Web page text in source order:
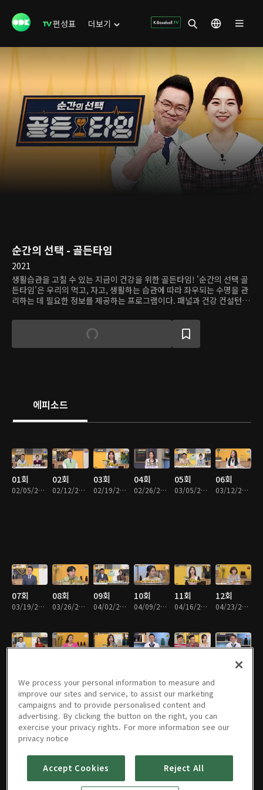
편성표 더보기
순간의 선택 - 골든타임
2021
생활습관을 고칠 수 있는 지금이 건강을 위한 골든타임! '순간의 선택 골
든타임'은 우리의 먹고, 자고, 생활하는 습관에 따라 좌우되는 수명을 관
리하는 데 필요한 정보를 제공하는 프로그램이다. 패널과 건강 컨설턴트
을 조언한다. 내 습관을 돌아보고, 건강하게 잘 살기 위해 삶을 업그레이
드하는 방법을 알려준다.
에피소드
01회
02/05/2021 • 48분
02회
02/12/2021 • 48분
03회
02/19/2021 • 48분
04회
02/26/2021 • 48분
05회
03/05/2021 • 48분
06회
03/12/2021 • 48분
07회
03/19/2021 • 48분
08회
03/26/2021 • 47분
09회
04/02/2021 • 47분
10회
04/09/2021 • 49분
11회
04/16/2021 • 48분
12회
04/23/2021 • 48분
19회
06/11/2021 • 46분
20회 21회 22회 23회 24회
We process your personal information to measure and
improve our sites and service, to assist our marketing
campaigns and to provide personalised content and
advertising. By clicking the button on the right, you can
exercise your privacy rights. For more information see our
privacy notice
Accept Cookies Reject All